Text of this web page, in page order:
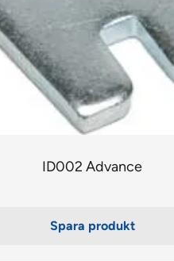
ID002 Advance
Spara produkt